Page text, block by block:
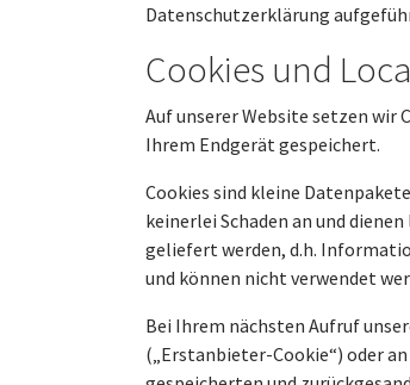
Datenschutzerklärung
Cookies und
Auf unserer Website setzen
Ihrem Endgerät gespeichert.
Cookies sind kleine
keinerlei Schaden an und
geliefert werden, d.h.
und können nicht verwendet
Bei Ihrem nächsten Aufruf
(„Erstanbieter-Cookie“) oder